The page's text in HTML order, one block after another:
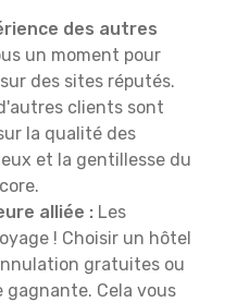
des autres
un moment pour
des sites réputés.
clients sont
la qualité des
et la gentillesse du
alliée : Les
! Choisir un hôtel
gratuites ou
Cela vous